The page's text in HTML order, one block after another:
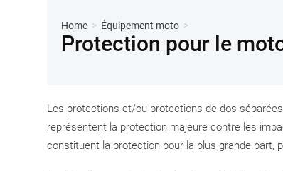
Home > Équipement moto >
Protection pour le
Les protections et/ou protections de dos
représentent la protection majeure contre les
constituent la protection pour la plus grande part,